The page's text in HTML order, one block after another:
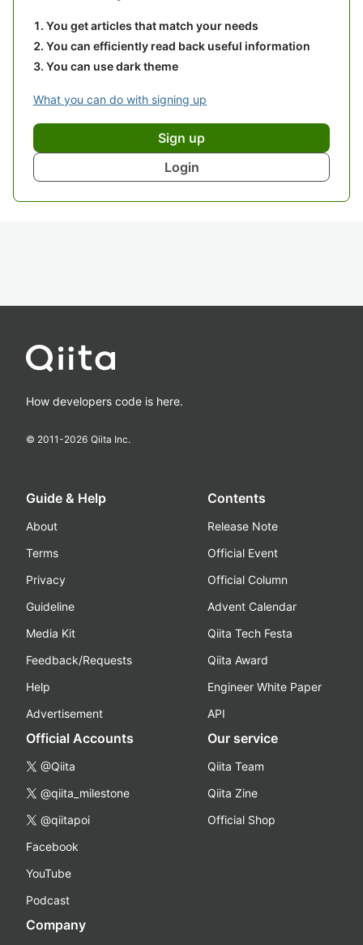
You get articles that match your needs
You can efficiently read back useful information
You can use dark theme
What you can do with signing up
Sign up
Login
How developers code is here.
© 2011-2026 Qiita Inc.
Guide & Help
About
Terms
Privacy
Guideline
Media Kit
Feedback/Requests
Help
Advertisement
Contents
Release Note
Official Event
Official Column
Advent Calendar
Qiita Tech Festa
Qiita Award
Engineer White Paper
API
Official Accounts
@Qiita
@qiita_milestone
@qiitapoi
Facebook
YouTube
Podcast
Our service
Qiita Team
Qiita Zine
Official Shop
Company